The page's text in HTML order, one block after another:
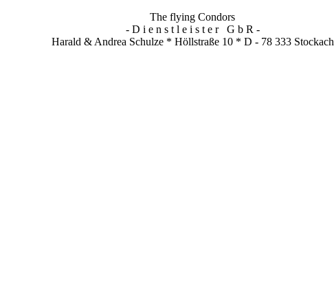
The flying Condors
- D i e n s t l e i s t e r G b R -
Harald & Andrea Schulze * Höllstraße 10 * D - 78 333 Stockach